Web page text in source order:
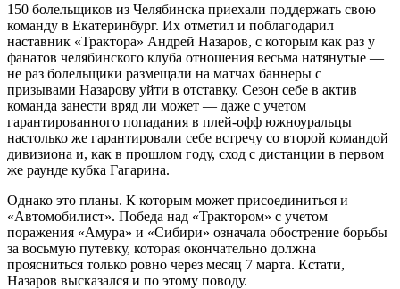
150 болельщиков из Челябинска приехали поддержать свою
команду в Екатеринбург. Их отметил и поблагодарил
наставник «Трактора» Андрей Назаров, с которым как раз у
фанатов челябинского клуба отношения весьма натянутые —
не раз болельщики размещали на матчах баннеры с
призывами Назарову уйти в отставку. Сезон себе в актив
команда занести вряд ли может — даже с учетом
гарантированного попадания в плей-офф южноуральцы
настолько же гарантировали себе встречу со второй командой
дивизиона и, как в прошлом году, сход с дистанции в первом
же раунде кубка Гагарина.
Однако это планы. К которым может присоединиться и
«Автомобилист». Победа над «Трактором» с учетом
поражения «Амура» и «Сибири» означала обострение борьбы
за восьмую путевку, которая окончательно должна
проясниться только ровно через месяц 7 марта. Кстати,
Назаров высказался и по этому поводу.